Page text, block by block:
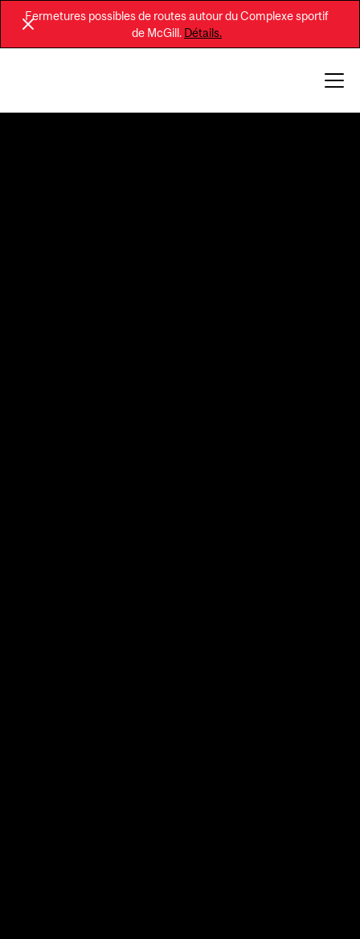
Fermetures possibles de routes autour du Complexe sportif
de McGill. Détails.